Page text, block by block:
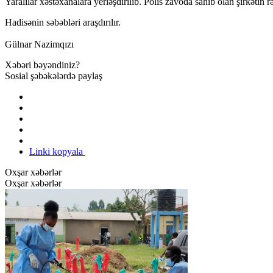
Hadisənin səbəbləri araşdırılır.
Gülnar Nazimqızı
Xəbəri bəyəndiniz?
Sosial şəbəkələrdə paylaş
Linki kopyala
Oxşar xəbərlər
Oxşar xəbərlər